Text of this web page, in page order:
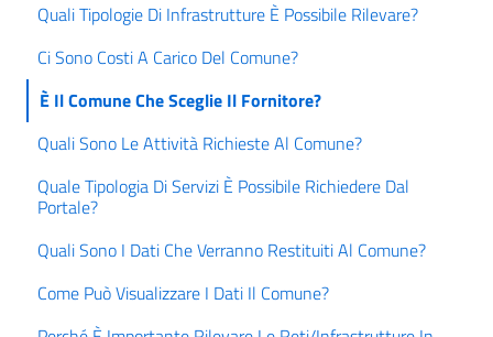
Quali Tipologie Di Infrastrutture È Possibile Rilevare?
Ci Sono Costi A Carico Del Comune?
È Il Comune Che Sceglie Il Fornitore?
Quali Sono Le Attività Richieste Al Comune?
Quale Tipologia Di Servizi È Possibile Richiedere Dal
Portale?
Quali Sono I Dati Che Verranno Restituiti Al Comune?
Come Può Visualizzare I Dati Il Comune?